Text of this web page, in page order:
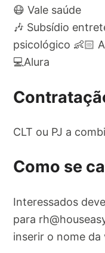
😷 Vale saúde
🎶 Subsídio
psicológico 👶🏻
💻Alura
CLT ou PJ a
Como se
Interessados
para
inserir o nome da